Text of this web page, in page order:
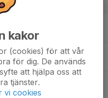
kakor
(cookies) för att vår
för dig. De används
att hjälpa oss att
tjänster.
vi cookies